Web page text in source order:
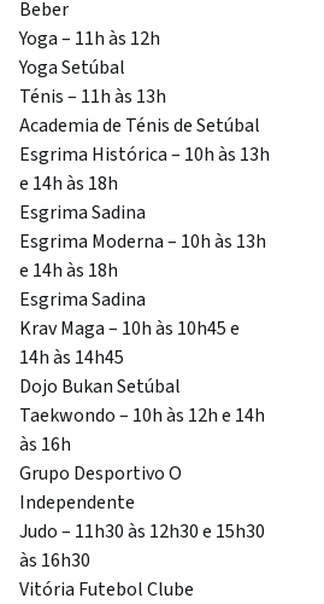
Beber
Yoga – 11h às 12h
Yoga Setúbal
Ténis – 11h às 13h
Academia de Ténis de Setúbal
Esgrima Histórica – 10h às 13h
e 14h às 18h
Esgrima Sadina
Esgrima Moderna – 10h às 13h
e 14h às 18h
Esgrima Sadina
Krav Maga – 10h às 10h45 e
14h às 14h45
Dojo Bukan Setúbal
Taekwondo – 10h às 12h e 14h
às 16h
Grupo Desportivo O
Independente
Judo – 11h30 às 12h30 e 15h30
às 16h30
Vitória Futebol Clube